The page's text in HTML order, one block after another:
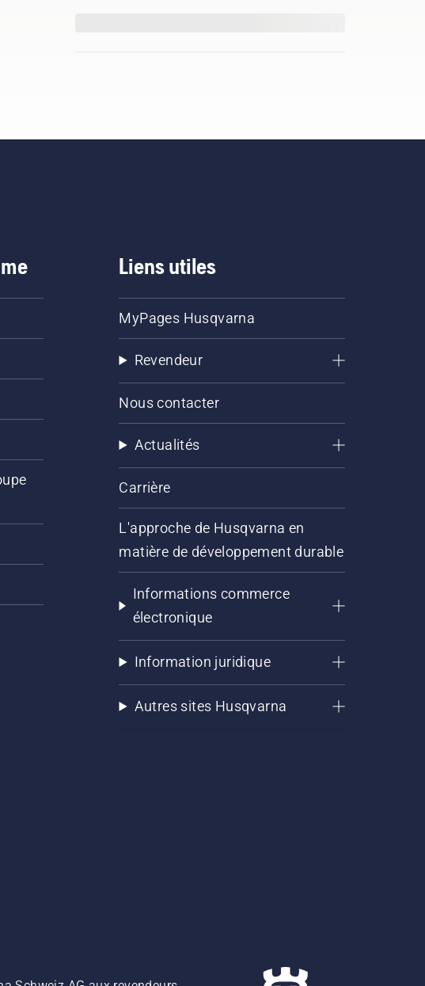
Liens utiles
MyPages Husqvarna
Revendeur
Nous contacter
Actualités
Carrière
L'approche de Husqvarna en
matière de développement durable
Informations commerce
électronique
Information juridique
Autres sites Husqvarna